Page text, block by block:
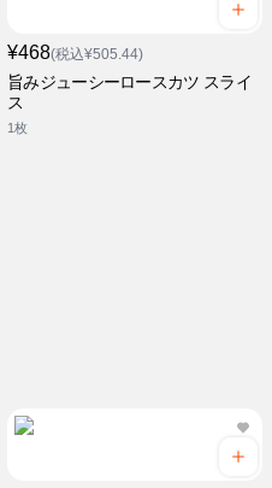
¥468(税込¥505.44)
旨みジューシーロースカツ スライ
ス
1枚